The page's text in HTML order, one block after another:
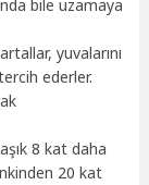
bile uzamaya
yuvalarını
ederler.
8 kat daha
20 kat